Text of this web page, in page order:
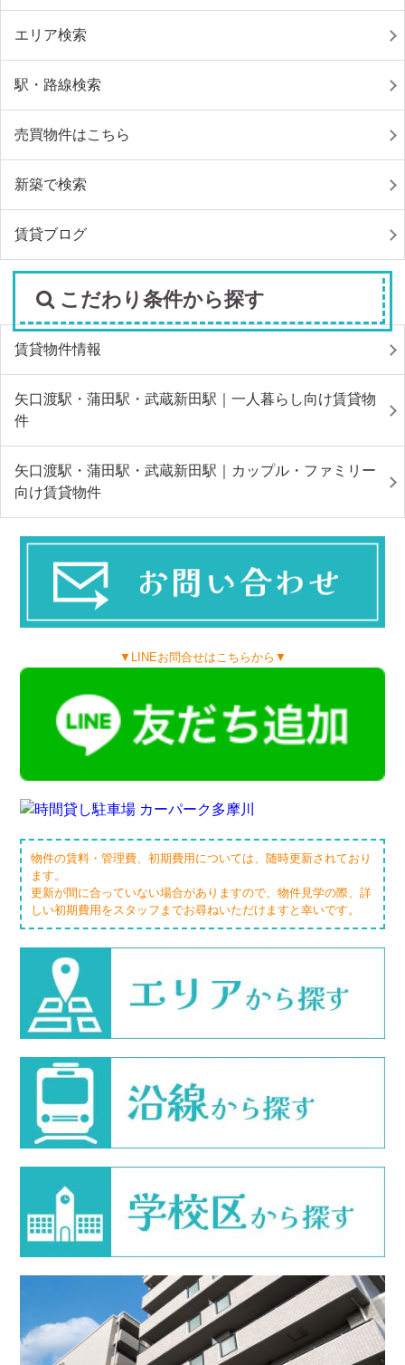
エリア検索
駅・路線検索
売買物件はこちら
新築で検索
賃貸ブログ
こだわり条件から探す
賃貸物件情報
矢口渡駅・蒲田駅・武蔵新田駅｜一人暮らし向け賃貸物
件
矢口渡駅・蒲田駅・武蔵新田駅｜カップル・ファミリー
向け賃貸物件
▼LINEお問合せはこちらから▼
物件の賃料・管理費、初期費用については、随時更新されており
ます。
更新が間に合っていない場合がありますので、物件見学の際、詳
しい初期費用をスタッフまでお尋ねいただけますと幸いです。